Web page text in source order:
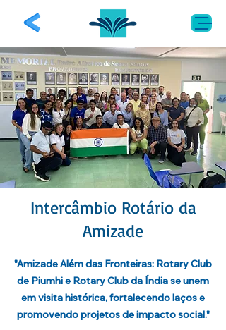
Intercâmbio Rotário da
Amizade
"Amizade Além das Fronteiras: Rotary Club
de Piumhi e Rotary Club da Índia se unem
em visita histórica, fortalecendo laços e
promovendo projetos de impacto social."